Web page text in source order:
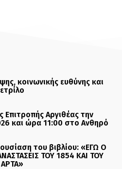
κοινωνικής ευθύνης και
Επιτροπής Αργιθέας την
και ώρα 11:00 στο Ανθηρό
του βιβλίου: «ΕΓΩ Ο
ΤΟΥ 1854 ΚΑΙ ΤΟΥ